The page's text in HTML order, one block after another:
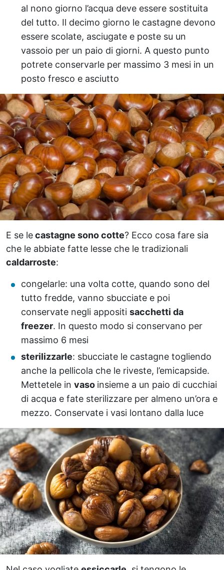
al nono giorno l’acqua deve essere sostituita
del tutto. Il decimo giorno le castagne devono
essere scolate, asciugate e poste su un
vassoio per un paio di giorni. A questo punto
potrete conservarle per massimo 3 mesi in un
posto fresco e asciutto
E se lecastagne sono cotte? Ecco cosa fare sia
che le abbiate fatte lesse che le tradizionali
caldarroste:
congelarle: una volta cotte, quando sono del
tutto fredde, vanno sbucciate e poi
conservate negli appositi sacchetti da
freezer. In questo modo si conservano per
massimo 6 mesi
sterilizzarle: sbucciate le castagne togliendo
anche la pellicola che le riveste, l’emicapside.
Mettetele in vaso insieme a un paio di cucchiai
di acqua e fate sterilizzare per almeno un’ora e
mezzo. Conservate i vasi lontano dalla luce